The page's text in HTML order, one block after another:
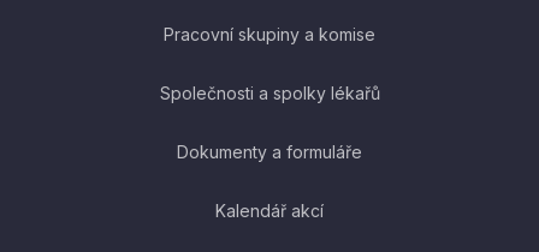
Pracovní skupiny a komise
Společnosti a spolky lékařů
Dokumenty a formuláře
Kalendář akcí